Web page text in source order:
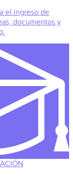
el ingreso de
documentos y